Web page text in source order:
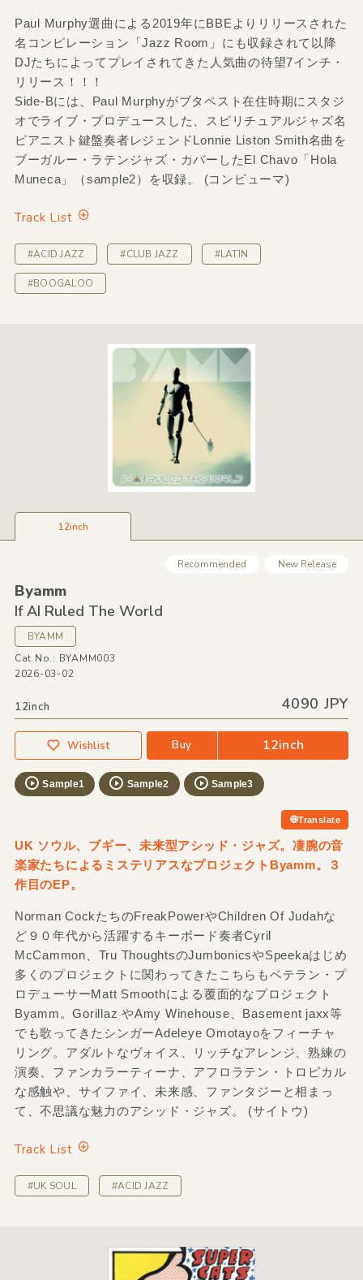
Paul Murphy選曲による2019年にBBEよりリリースされた
名コンピレーション「Jazz Room」にも収録されて以降
DJたちによってプレイされてきた人気曲の待望7インチ・
リリース！！！
Side-Bには、Paul Murphyがブタペスト在住時期にスタジ
オでライブ・プロデュースした、スピリチュアルジャズ名
ピアニスト鍵盤奏者レジェンドLonnie Liston Smith名曲を
ブーガルー・ラテンジャズ・カバーしたEl Chavo「Hola
Muneca」（sample2）を収録。 (コンピューマ)
Track List
#ACID JAZZ #CLUB JAZZ #LATIN
#BOOGALOO
12inch
Recommended New Release
Byamm
If AI Ruled The World
BYAMM
Cat No.: BYAMM003
2026-03-02
12inch 4090 JPY
Wishlist Buy 12inch
Sample1 Sample2 Sample3
Translate
UK ソウル、ブギー、未来型アシッド・ジャズ。凄腕の音
楽家たちによるミステリアスなプロジェクトByamm。３
作目のEP。
Norman CockたちのFreakPowerやChildren Of Judahな
ど９０年代から活躍するキーボード奏者Cyril
McCammon、Tru ThoughtsのJumbonicsやSpeekaはじめ
多くのプロジェクトに関わってきたこちらもベテラン・プ
ロデューサーMatt Smoothによる覆面的なプロジェクト
Byamm。Gorillaz やAmy Winehouse、Basement jaxx等
でも歌ってきたシンガーAdeleye Omotayoをフィーチャ
リング。アダルトなヴォイス、リッチなアレンジ、熟練の
演奏、ファンカラーティーナ、アフロラテン・トロピカル
な感触や、サイファイ、未来感、ファンタジーと相まっ
て、不思議な魅力のアシッド・ジャズ。 (サイトウ)
Track List
#UK SOUL #ACID JAZZ